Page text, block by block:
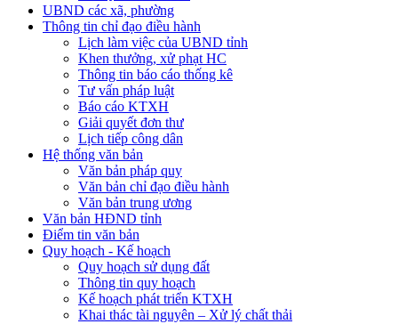
UBND các xã, phường
Thông tin chỉ đạo điều hành
Lịch làm việc của UBND tỉnh
Khen thưởng, xử phạt HC
Thông tin báo cáo thống kê
Tư vấn pháp luật
Báo cáo KTXH
Giải quyết đơn thư
Lịch tiếp công dân
Hệ thống văn bản
Văn bản pháp quy
Văn bản chỉ đạo điều hành
Văn bản trung ương
Văn bản HĐND tỉnh
Điểm tin văn bản
Quy hoạch - Kế hoạch
Quy hoạch sử dụng đất
Thông tin quy hoạch
Kế hoạch phát triển KTXH
Khai thác tài nguyên – Xử lý chất thải